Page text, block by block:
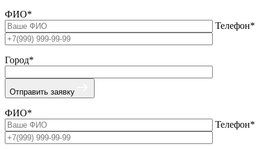
ФИО*
Телефон*
Город*
Отправить заявку
ФИО*
Телефон*